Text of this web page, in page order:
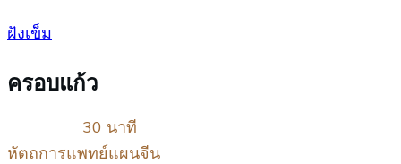
ฝังเข็ม
ครอบแก้ว
30 นาที
หัตถการแพทย์แผนจีน